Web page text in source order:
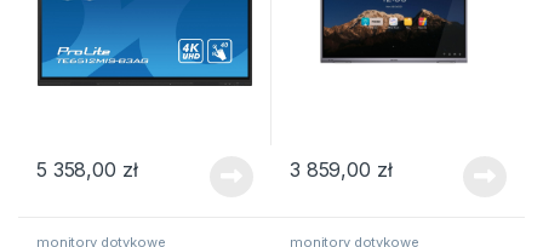
5 358,00 zł 3 859,00 zł
monitory dotykowe monitory dotykowe